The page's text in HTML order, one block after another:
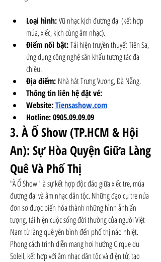
Loại hình: Vũ nhạc kịch đương đại (kết hợp
múa, xiếc, kịch cùng âm nhạc).
Điểm nổi bật: Tái hiện truyền thuyết Tiên Sa,
ứng dụng công nghệ sân khấu tương tác đa
chiều.
Địa điểm: Nhà hát Trưng Vương, Đà Nẵng.
Thông tin liên hệ đặt vé:
Website: Tiensashow.com
Hotline: 0905.09.09.09
3. À Ố Show (TP.HCM & Hội
An): Sự Hòa Quyện Giữa Làng
Quê Và Phố Thị
"À Ố Show" là sự kết hợp độc đáo giữa xiếc tre, múa
đương đại và âm nhạc dân tộc. Những đạo cụ tre nứa
đơn sơ được biến hóa thành những hình ảnh ấn
tượng, tái hiện cuộc sống đời thường của người Việt
Nam từ làng quê yên bình đến phố thị náo nhiệt.
Phong cách trình diễn mang hơi hướng Cirque du
Soleil, kết hợp với âm nhạc dân tộc và điện tử, tạo